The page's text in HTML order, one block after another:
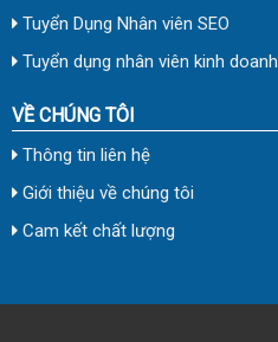
Tuyển Dụng Nhân viên SEO
Tuyển dụng nhân viên kinh doanh
VỀ CHÚNG TÔI
Thông tin liên hệ
Giới thiệu về chúng tôi
Cam kết chất lượng